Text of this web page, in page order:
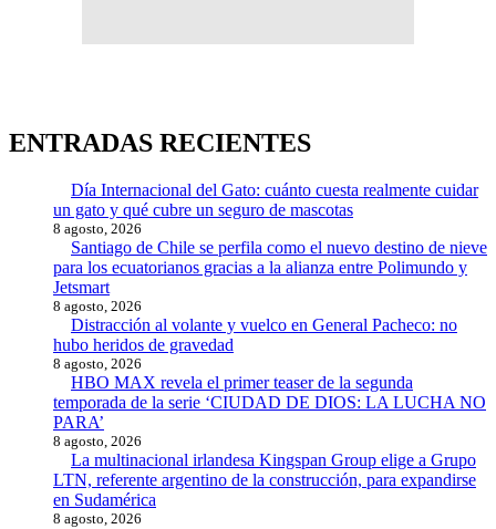
ENTRADAS RECIENTES
Día Internacional del Gato: cuánto cuesta realmente cuidar
un gato y qué cubre un seguro de mascotas
8 agosto, 2026
Santiago de Chile se perfila como el nuevo destino de nieve
para los ecuatorianos gracias a la alianza entre Polimundo y
Jetsmart
8 agosto, 2026
Distracción al volante y vuelco en General Pacheco: no
hubo heridos de gravedad
8 agosto, 2026
HBO MAX revela el primer teaser de la segunda
temporada de la serie ‘CIUDAD DE DIOS: LA LUCHA NO
PARA’
8 agosto, 2026
La multinacional irlandesa Kingspan Group elige a Grupo
LTN, referente argentino de la construcción, para expandirse
en Sudamérica
8 agosto, 2026